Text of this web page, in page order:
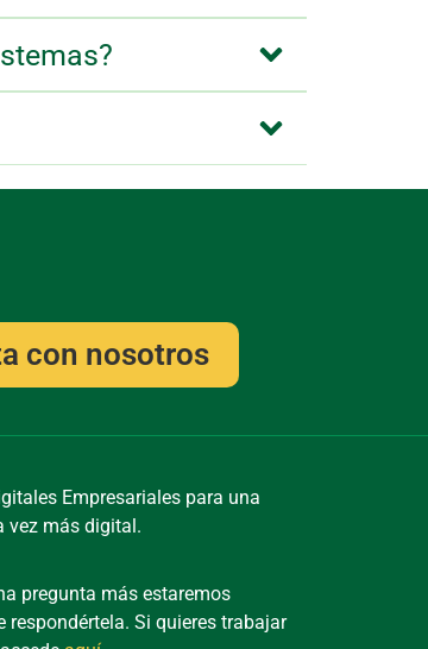
con nosotros
Empresariales para una
vez más digital.
pregunta más estaremos
respondértela. Si quieres trabajar